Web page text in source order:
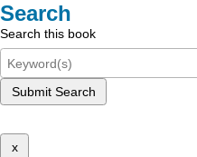
Search
Search this book
Submit Search
x